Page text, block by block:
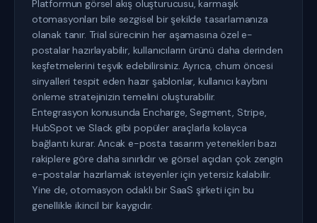
Platformun görsel akış oluşturucusu, karmaşık
otomasyonları bile sezgisel bir şekilde tasarlamanıza
olanak tanır. Trial sürecinin her aşamasına özel e-
postalar hazırlayabilir, kullanıcıların ürünü daha derinden
keşfetmelerini teşvik edebilirsiniz. Ayrıca, churn öncesi
sinyalleri tespit eden hazır şablonlar, kullanıcı kaybını
önleme stratejinizin temelini oluşturabilir.
Entegrasyon konusunda Encharge, Segment, Stripe,
HubSpot ve Slack gibi popüler araçlarla kolayca
bağlantı kurar. Ancak e-posta tasarım yetenekleri bazı
rakiplere göre daha sınırlıdır ve görsel açıdan çok zengin
e-postalar hazırlamak isteyenler için yetersiz kalabilir.
Yine de, otomasyon odaklı bir SaaS şirketi için bu
genellikle ikincil bir kaygıdır.